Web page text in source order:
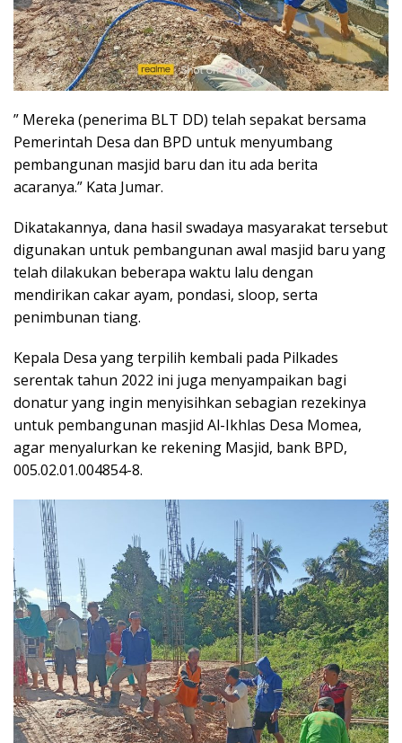
” Mereka (penerima BLT DD) telah sepakat bersama
Pemerintah Desa dan BPD untuk menyumbang
pembangunan masjid baru dan itu ada berita
acaranya.” Kata Jumar.
Dikatakannya, dana hasil swadaya masyarakat tersebut
digunakan untuk pembangunan awal masjid baru yang
telah dilakukan beberapa waktu lalu dengan
mendirikan cakar ayam, pondasi, sloop, serta
penimbunan tiang.
Kepala Desa yang terpilih kembali pada Pilkades
serentak tahun 2022 ini juga menyampaikan bagi
donatur yang ingin menyisihkan sebagian rezekinya
untuk pembangunan masjid Al-Ikhlas Desa Momea,
agar menyalurkan ke rekening Masjid, bank BPD,
005.02.01.004854-8.